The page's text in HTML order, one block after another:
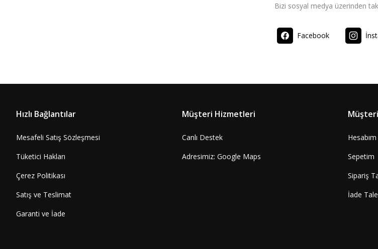
Bizi sosyal medya üzerinden
Facebook
Hızlı Bağlantılar
Mesafeli Satış Sözleşmesi
Tüketici Hakları
Çerez Politikası
Satış ve Teslimat
Garanti ve İade
Müşteri Hizmetleri
Canlı Destek
Adresimiz: Google Maps
Hesabım
Sepetim
Sipariş
İade